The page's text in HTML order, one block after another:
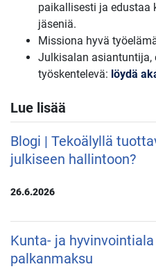
paikallisesti ja edustaa
jäseniä.
Missiona hyvä
Julkisalan asiantuntija,
työskentelevä: löydä
Lue lisää
Blogi | Tekoälyllä
julkiseen hallintoon?
26.6.2026
Kunta- ja
palkanmaksu